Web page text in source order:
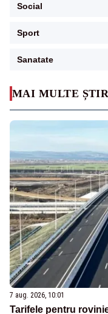
MAI MULTE
7 aug. 2026, 10:01
Tarifele pentru
Social
Sport
Sanatate